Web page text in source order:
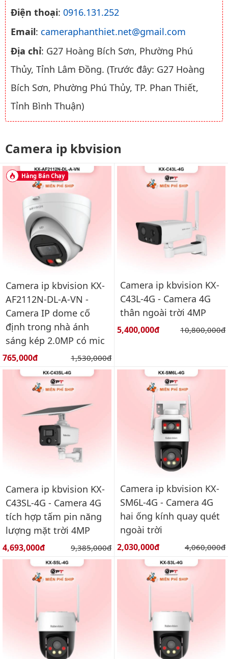
Điện thoại: 0916.131.252
Email: cameraphanthiet.net@gmail.com
Địa chỉ: G27 Hoàng Bích Sơn, Phường Phú
Thủy, Tỉnh Lâm Đồng. (Trước đây: G27 Hoàng
Bích Sơn, Phường Phú Thủy, TP. Phan Thiết,
Tỉnh Bình Thuận)
Camera ip kbvision
Hàng Bán Chạy
Camera ip kbvision KX-
AF2112N-DL-A-VN -
Camera IP dome cố
định trong nhà ánh
sáng kép 2.0MP có mic
Giá bán:
765,000đ Giá gốc:
1,530,000đ
Camera ip kbvision KX-
C43L-4G - Camera 4G
thân ngoài trời 4MP
Giá bán:
5,400,000đ Giá gốc:
10,800,000đ
Camera ip kbvision KX-
C43SL-4G - Camera 4G
tích hợp tấm pin năng
lượng mặt trời 4MP
Giá bán:
4,693,000đ Giá gốc:
9,385,000đ
Camera ip kbvision KX-
SM6L-4G - Camera 4G
hai ống kính quay quét
ngoài trời
Giá bán:
2,030,000đ Giá gốc:
4,060,000đ